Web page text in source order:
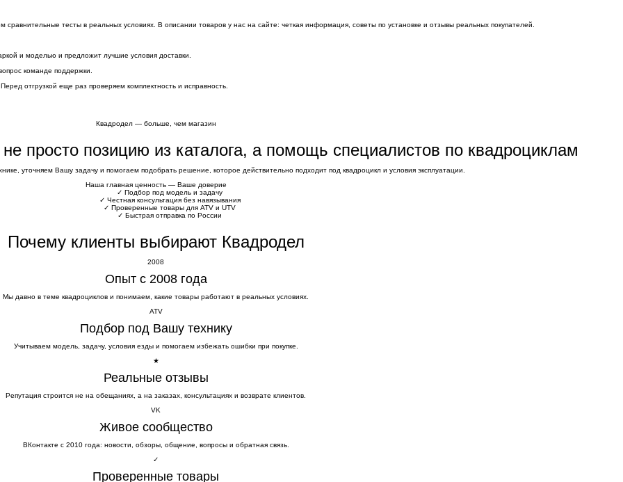
тесты в реальных условиях. В описании товаров у нас на сайте: четкая информация, советы по установке и отзывы реальных покупателей.
и моделью и предложит лучшие условия доставки.
команде поддержки.
отгрузкой еще раз проверяем комплектность и исправность.
Квадродел — больше, чем магазин
просто позицию из каталога, а помощь специалистов по квадроциклам
уточняем Вашу задачу и помогаем подобрать решение, которое действительно подходит под квадроцикл и условия эксплуатации.
Наша главная ценность — Ваше доверие
✓ Подбор под модель и задачу
✓ Честная консультация без навязывания
✓ Проверенные товары для ATV и UTV
✓ Быстрая отправка по России
Почему клиенты выбирают Квадродел
2008
Опыт с 2008 года
Мы давно в теме квадроциклов и понимаем, какие товары работают в реальных условиях.
ATV
Подбор под Вашу технику
Учитываем модель, задачу, условия езды и помогаем избежать ошибки при покупке.
★
Реальные отзывы
Репутация строится не на обещаниях, а на заказах, консультациях и возврате клиентов.
VK
Живое сообщество
ВКонтакте с 2010 года: новости, обзоры, общение, вопросы и обратная связь.
✓
Проверенные товары